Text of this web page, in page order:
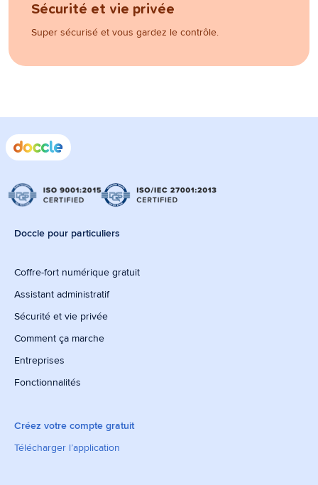
Sécurité et vie privée
Super sécurisé et vous gardez le contrôle.
Doccle pour particuliers
Coffre-fort numérique gratuit
Assistant administratif
Sécurité et vie privée
Comment ça marche
Entreprises
Fonctionnalités
Créez votre compte gratuit
Télécharger l’application